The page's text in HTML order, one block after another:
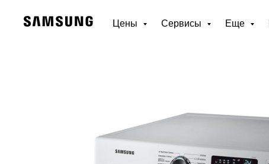
Цены Сервисы Еще